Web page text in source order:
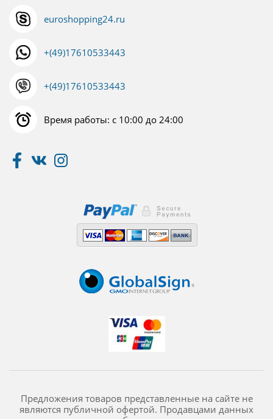
euroshopping24.ru
+(49)17610533443
+(49)17610533443
Время работы: с 10:00 до 24:00
Предложения товаров представленные на сайте не
являются публичной офертой. Продавцами данных